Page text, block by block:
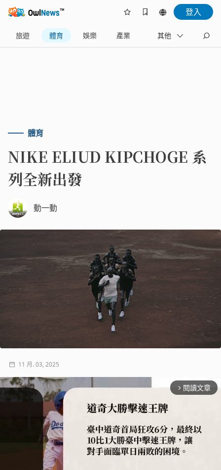
登入
旅遊 體育 娛樂 產業 藝文
其他
體育
NIKE ELIUD KIPCHOGE 系
列全新出發
動一動
11 月. 03, 2025
arrow_forward_ios 閱讀文章